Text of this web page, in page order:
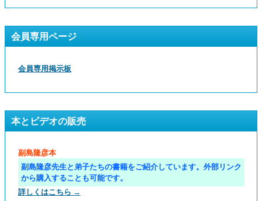
会員専用ページ
会員専用掲示板
本とビデオの販売
副島隆彦本
副島隆彦先生と弟子たちの書籍をご紹介しています。外部リンク
から購入することも可能です。
詳しくはこちら →